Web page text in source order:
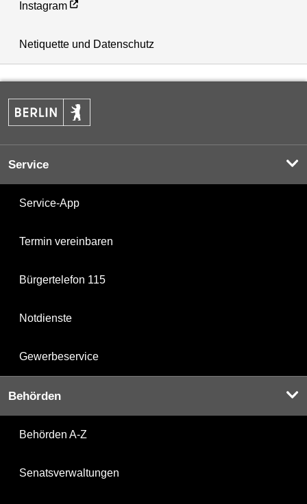
Instagram
Netiquette und Datenschutz
Service
Service-App
Termin vereinbaren
Bürgertelefon 115
Notdienste
Gewerbeservice
Behörden
Behörden A-Z
Senatsverwaltungen